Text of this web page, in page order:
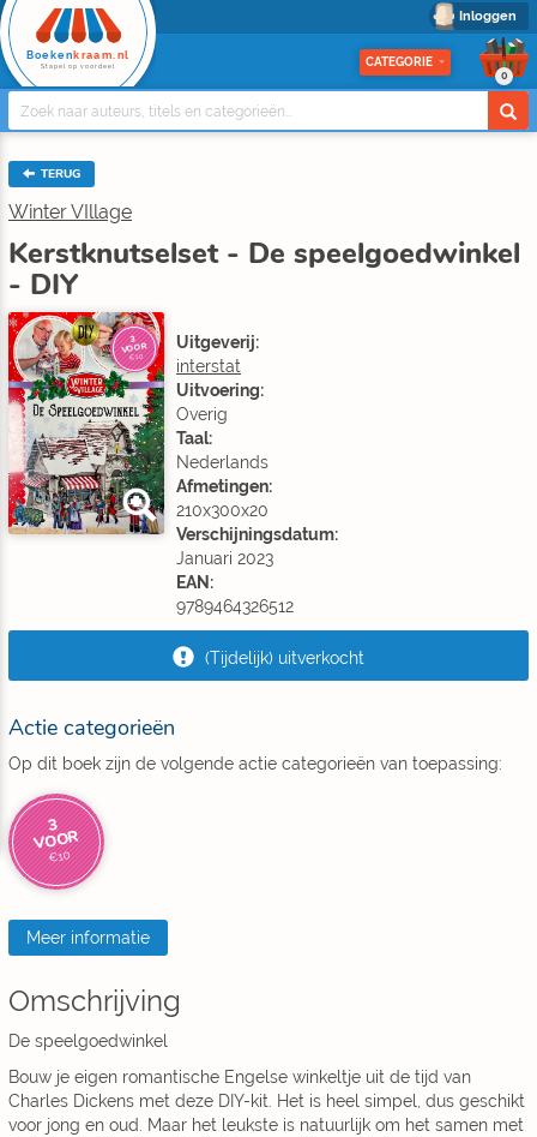
Inloggen
Boeken kraam.nl
Stapel op voordeel CATEGORIE
0
TERUG
Winter VIllage
Kerstknutselset - De speelgoedwinkel
- DIY
3
VOOR
€10
Uitgeverij:
interstat
Uitvoering:
Overig
Taal:
Nederlands
Afmetingen:
210x300x20
Verschijningsdatum:
Januari 2023
EAN:
9789464326512
(Tijdelijk) uitverkocht
Actie categorieën
Op dit boek zijn de volgende actie categorieën van toepassing:
3
VOOR
€10
Meer informatie
Omschrijving
De speelgoedwinkel
Bouw je eigen romantische Engelse winkeltje uit de tijd van
Charles Dickens met deze DIY-kit. Het is heel simpel, dus geschikt
voor jong en oud. Maar het leukste is natuurlijk om het samen met